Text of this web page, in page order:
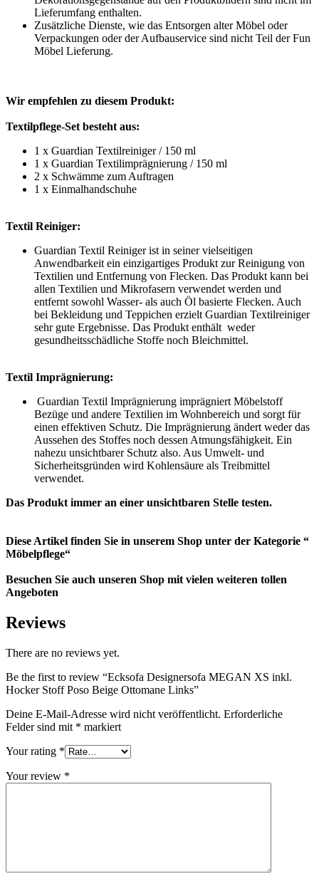
Lieferumfang enthalten.
Zusätzliche Dienste, wie das Entsorgen alter Möbel oder
Verpackungen oder der Aufbauservice sind nicht Teil der Fun
Möbel Lieferung.
Wir empfehlen zu diesem Produkt:
Textilpflege-Set besteht aus:
1 x Guardian Textilreiniger / 150 ml
1 x Guardian Textilimprägnierung / 150 ml
2 x Schwämme zum Auftragen
1 x Einmalhandschuhe
Textil Reiniger:
Guardian Textil Reiniger ist in seiner vielseitigen
Anwendbarkeit ein einzigartiges Produkt zur Reinigung von
Textilien und Entfernung von Flecken. Das Produkt kann bei
allen Textilien und Mikrofasern verwendet werden und
entfernt sowohl Wasser- als auch Öl basierte Flecken. Auch
bei Bekleidung und Teppichen erzielt Guardian Textilreiniger
sehr gute Ergebnisse. Das Produkt enthält weder
gesundheitsschädliche Stoffe noch Bleichmittel.
Textil Imprägnierung:
Guardian Textil Imprägnierung imprägniert Möbelstoff
Bezüge und andere Textilien im Wohnbereich und sorgt für
einen effektiven Schutz. Die Imprägnierung ändert weder das
Aussehen des Stoffes noch dessen Atmungsfähigkeit. Ein
nahezu unsichtbarer Schutz also. Aus Umwelt- und
Sicherheitsgründen wird Kohlensäure als Treibmittel
verwendet.
Das Produkt immer an einer unsichtbaren Stelle testen.
Diese Artikel finden Sie in unserem Shop unter der Kategorie “
Möbelpflege“
Besuchen Sie auch unseren Shop mit vielen weiteren tollen
Angeboten
Reviews
There are no reviews yet.
Be the first to review “Ecksofa Designersofa MEGAN XS inkl.
Hocker Stoff Poso Beige Ottomane Links”
Deine E-Mail-Adresse wird nicht veröffentlicht. Erforderliche
Felder sind mit * markiert
Your rating *
Your review *